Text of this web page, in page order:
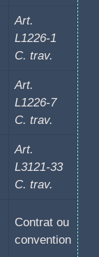
Art.
L1226-1
C. trav.
Art.
L1226-7
C. trav.
Art.
L3121-33
C. trav.
Contrat ou
convention